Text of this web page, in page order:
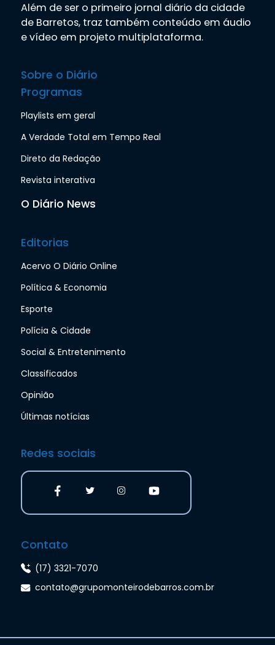
Além de ser o primeiro jornal diário da cidade
de Barretos, traz também conteúdo em áudio
e vídeo em projeto multiplataforma.
Sobre o Diário
Programas
Playlists em geral
A Verdade Total em Tempo Real
Direto da Redação
Revista interativa
O Diário News
Editorias
Acervo O Diário Online
Política & Economia
Esporte
Polícia & Cidade
Social & Entretenimento
Classificados
Opinião
Últimas notícias
Redes sociais
Contato
(17) 3321-7070
contato@grupomonteirodebarros.com.br